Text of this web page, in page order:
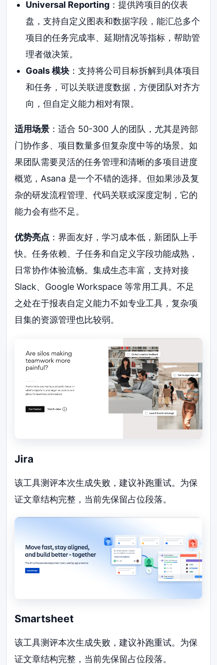
Universal Reporting：提供跨项目的仪表
盘，支持自定义图表和数据字段，能汇总多个
项目的任务完成率、延期情况等指标，帮助管
理者做决策。
Goals 模块：支持将公司目标拆解到具体项目
和任务，可以关联进度数据，方便团队对齐方
向，但自定义能力相对有限。
适用场景 ：适合 50-300 人的团队，尤其是跨部
门协作多、项目数量多但复杂度中等的场景。如
果团队需要灵活的任务管理和清晰的多项目进度
概览，Asana 是一个不错的选择。但如果涉及复
杂的研发流程管理、代码关联或深度定制，它的
能力会有些不足。
优势亮点 ：界面友好，学习成本低，新团队上手
快。任务依赖、子任务和自定义字段功能成熟，
日常协作体验流畅。集成生态丰富，支持对接
Slack、Google Workspace 等常用工具。不足
之处在于报表自定义能力不如专业工具，复杂项
目集的资源管理也比较弱。
Jira
该工具测评本次生成失败，建议补跑重试。为保
证文章结构完整，当前先保留占位段落。
Smartsheet
该工具测评本次生成失败，建议补跑重试。为保
证文章结构完整，当前先保留占位段落。